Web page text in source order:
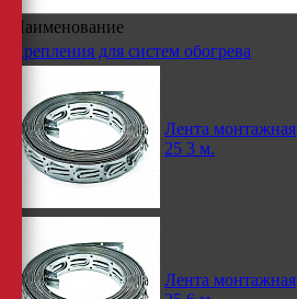
Наименование
Крепления для систем обогрева
Лента монтажная
25 3 м.
Лента монтажная